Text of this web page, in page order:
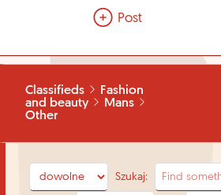
Post
Classifieds
Fashion
and beauty
Mans
Other
Szukaj: